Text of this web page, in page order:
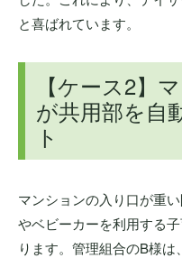
と喜ばれています。
【ケース2】
が共用部を自
ト
マンションの入り口が重
やベビーカーを利用する
ります。管理組合のB様